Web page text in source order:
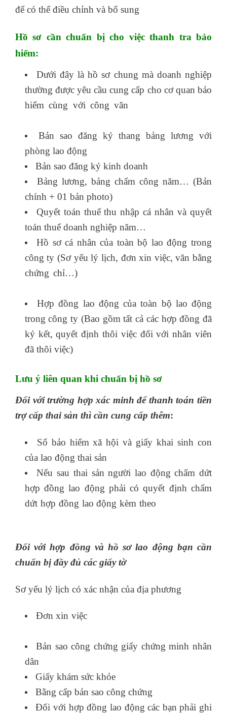
để có thể điều chỉnh và bổ sung
Hồ sơ cần chuẩn bị cho việc thanh tra bảo
hiểm:
Dưới đây là hồ sơ chung mà doanh nghiệp
thường được yêu cầu cung cấp cho cơ quan bảo
hiểm cùng với công văn
Bản sao đăng ký thang bảng lương với
phòng lao động
Bản sao đăng ký kinh doanh
Bảng lương, bảng chấm công năm… (Bản
chính + 01 bản photo)
Quyết toán thuế thu nhập cá nhân và quyết
toán thuế doanh nghiệp năm…
Hồ sơ cá nhân của toàn bộ lao động trong
công ty (Sơ yếu lý lịch, đơn xin việc, văn bằng
chứng chỉ…)
Hợp đồng lao động của toàn bộ lao động
trong công ty (Bao gồm tất cả các hợp đồng đã
ký kết, quyết định thôi việc đối với nhân viên
đã thôi việc)
Lưu ý liên quan khi chuẩn bị hồ sơ
Đối với trường hợp xác minh để thanh toán tiền
trợ cấp thai sản thì cần cung cấp thêm:
Sổ bảo hiểm xã hội và giấy khai sinh con
của lao động thai sản
Nếu sau thai sản người lao động chấm dứt
hợp đồng lao động phải có quyết định chấm
dứt hợp đồng lao động kèm theo
Đối với hợp đồng và hồ sơ lao động bạn cần
chuẩn bị đầy đủ các giấy tờ
Sơ yếu lý lịch có xác nhận của địa phương
Đơn xin việc
Bản sao công chứng giấy chứng minh nhân
dân
Giấy khám sức khỏe
Bằng cấp bản sao công chứng
Đối với hợp đồng lao động các bạn phải ghi